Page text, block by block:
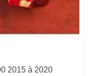
2015 à 2020